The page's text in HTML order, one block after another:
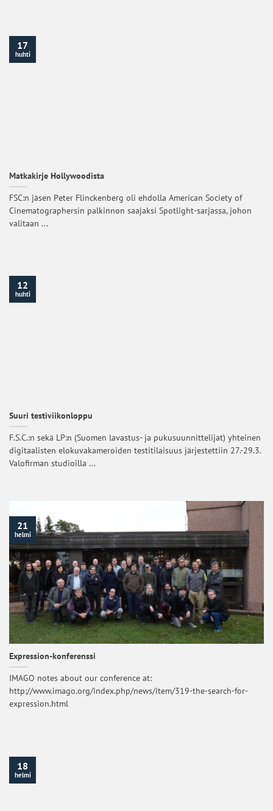
Matkakirje Hollywoodista
FSC:n jäsen Peter Flinckenberg oli ehdolla American Society of
Cinematographersin palkinnon saajaksi Spotlight-sarjassa, johon
valitaan ...
17
huhti
Suuri testiviikonloppu
F.S.C.:n sekä LP:n (Suomen lavastus- ja pukusuunnittelijat) yhteinen
digitaalisten elokuvakameroiden testitilaisuus järjestettiin 27.-29.3.
Valofirman studioilla ...
12
huhti
Expression-konferenssi
IMAGO notes about our conference at:
http://www.imago.org/index.php/news/item/319-the-search-for-
expression.html
21
helmi
18
helmi